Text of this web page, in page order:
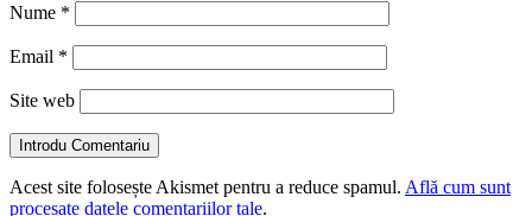
Nume *
Email *
Site web
Introdu Comentariu
Acest site folosește Akismet pentru a reduce spamul. Află cum sunt
procesate datele comentariilor tale.